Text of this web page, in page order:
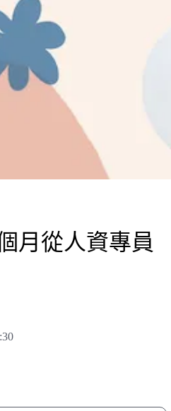
月從人資專員